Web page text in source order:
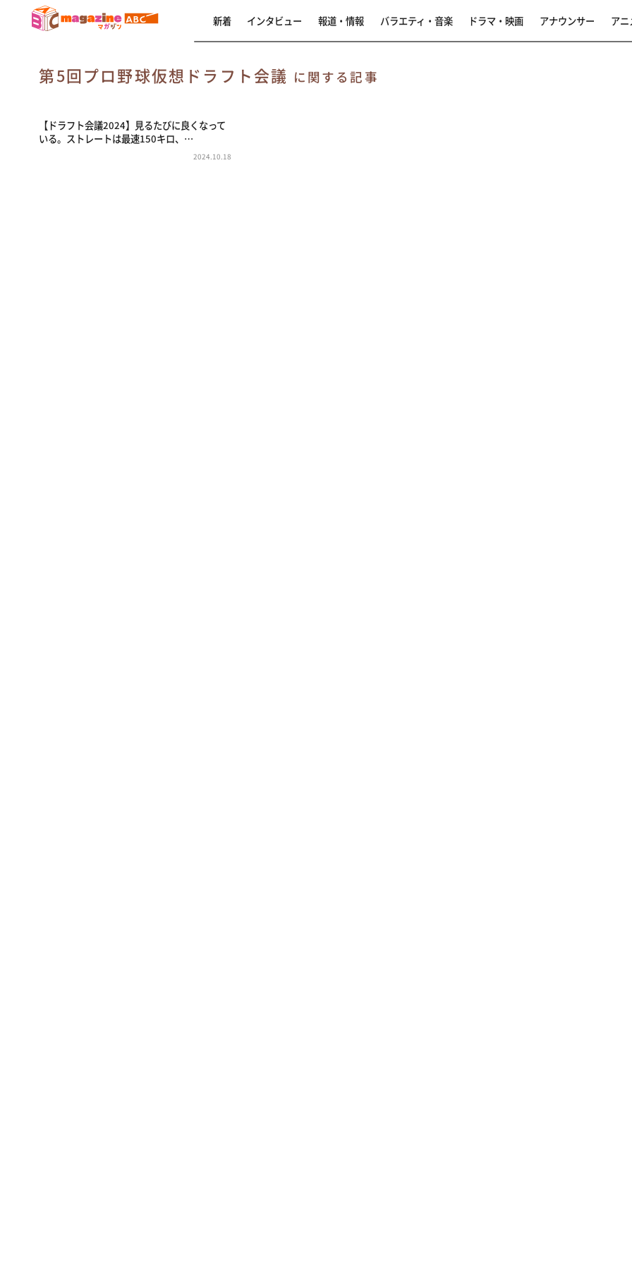
新着 インタビュー 報道・情報 バラエティ・音楽 ドラマ・映画 アナウンサー アニ
第5回プロ野球仮想ドラフト会議 に関する記事
【ドラフト会議2024】見るたびに良くなって
いる。ストレートは最速150キロ、…
2024.10.18